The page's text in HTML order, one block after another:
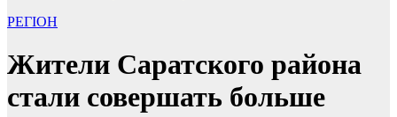
РЕГІОН
Жители Саратского района
стали совершать больше